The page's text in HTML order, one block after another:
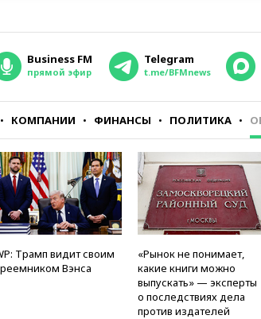
Business FM
прямой эфир
Telegram
t.me/BFMnews
КОМПАНИИ ФИНАНСЫ ПОЛИТИКА
Трамп видит своим
Вэнса
«Рынок не понимает,
какие книги можно
выпускать» — эксперты
о последствиях дела
против издателей